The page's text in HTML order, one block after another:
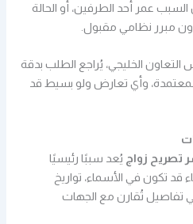
عمر أحد الطرفين، أو الحالة
دون مبرر نظامي مقبول.
الخليجي، يُراجع الطلب بدقة
وأي تعارض ولو بسيط قد
تصريح زواج يُعد سببًا رئيسيًا
تكون في الأسماء، تواريخ
وهي تفاصيل تُقارن مع الجهات